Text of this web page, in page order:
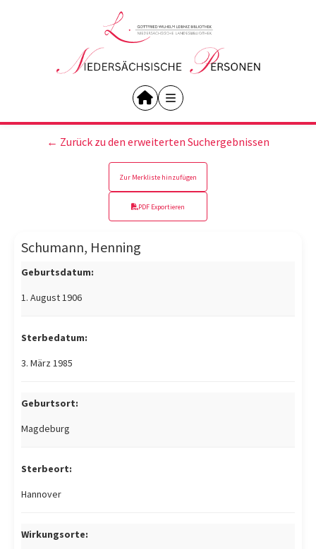
← Zurück zu den erweiterten Suchergebnissen
Zur Merkliste hinzufügen
PDF Exportieren
Schumann, Henning
Geburtsdatum:
1. August 1906
Sterbedatum:
3. März 1985
Geburtsort:
Magdeburg
Sterbeort:
Hannover
Wirkungsorte: